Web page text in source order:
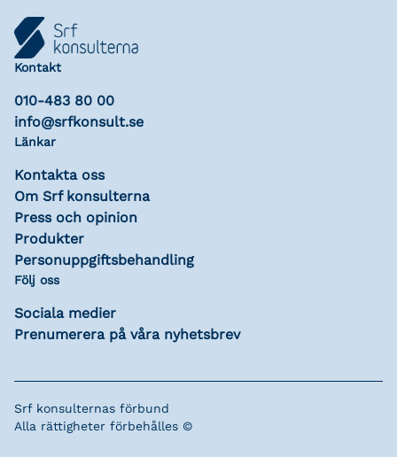
Kontakt
010-483 80 00
info@srfkonsult.se
Länkar
Kontakta oss
Om Srf konsulterna
Press och opinion
Produkter
Personuppgiftsbehandling
Följ oss
Sociala medier
Prenumerera på våra nyhetsbrev
Srf konsulternas förbund
Alla rättigheter förbehålles ©